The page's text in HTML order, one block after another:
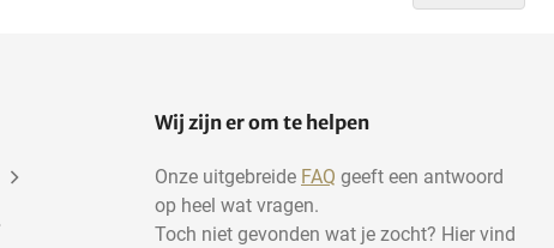
Wij zijn er om te helpen
Onze uitgebreide FAQ geeft een antwoord
op heel wat vragen.
Toch niet gevonden wat je zocht? Hier vind